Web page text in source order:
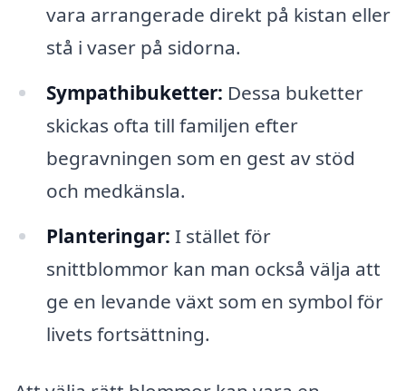
vara arrangerade direkt på kistan eller
stå i vaser på sidorna.
Sympathibuketter: Dessa buketter
skickas ofta till familjen efter
begravningen som en gest av stöd
och medkänsla.
Planteringar: I stället för
snittblommor kan man också välja att
ge en levande växt som en symbol för
livets fortsättning.